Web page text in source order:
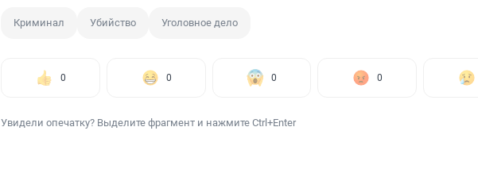
Криминал Убийство Уголовное дело
0 0 0 0
Увидели опечатку? Выделите фрагмент и нажмите Ctrl+Enter